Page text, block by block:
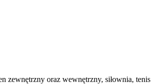
zewnętrzny oraz wewnętrzny, siłownia, tenis